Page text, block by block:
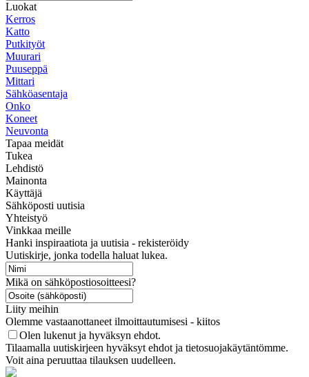
Luokat
Kerros
Katto
Putkityöt
Muurari
Puuseppä
Mittari
Sähköasentaja
Onko
Koneet
Neuvonta
Tapaa meidät
Tukea
Lehdistö
Mainonta
Käyttäjä
Sähköposti uutisia
Yhteistyö
Vinkkaa meille
Hanki inspiraatiota ja uutisia - rekisteröidy
Uutiskirje, jonka todella haluat lukea.
Mikä on sähköpostiosoitteesi?
Liity meihin
Olemme vastaanottaneet ilmoittautumisesi - kiitos
Olen lukenut ja hyväksyn ehdot.
Tilaamalla uutiskirjeen hyväksyt ehdot ja tietosuojakäytäntömme.
Voit aina peruuttaa tilauksen uudelleen.